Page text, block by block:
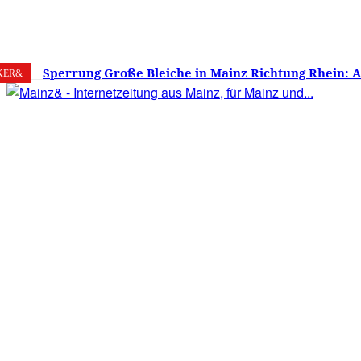
7. August 2026 25.6 Mainz
Sperrung Große Bleiche in Mainz Richtung Rhein:
verwirrt, Mainzer stinksauer – Haben die Mainzer